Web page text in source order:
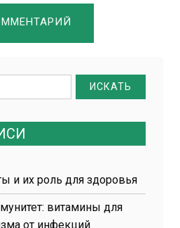
и их роль для здоровья
витамины для
от инфекций